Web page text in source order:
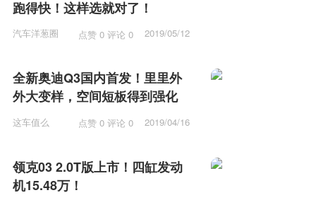
跑得快！这样选就对了！
汽车洋葱圈 点赞 0 评论 0
2019/05/12
全新奥迪Q3国内首发！里里外
外大变样，空间短板得到强化
这车值么 点赞 0 评论 0
2019/04/16
领克03 2.0T版上市！四缸发动
机15.48万！